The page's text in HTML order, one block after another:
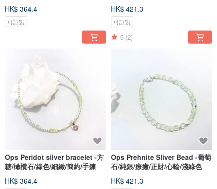
HK$ 364.4
可訂製
HK$ 421.3
可訂製
5 (2)
Ops Peridot silver bracelet -方
糖/橄欖石/綠色/細緻/簡約/手鍊
HK$ 364.4
Ops Prehnite Sliver Bead -葡萄
石/純銀/療癒/正財/心輪/淺綠色
HK$ 421.3